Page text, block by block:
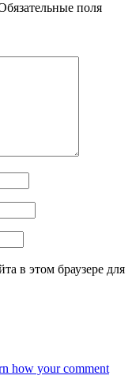
поля
в этом браузере для
how your comment